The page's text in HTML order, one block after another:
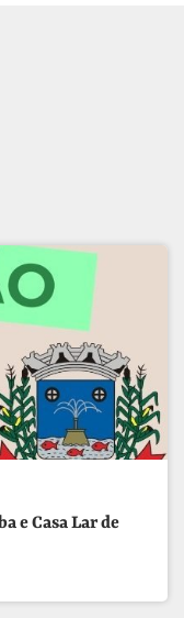
e Casa Lar de